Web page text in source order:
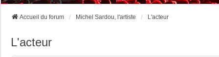
Accueil du forum Michel Sardou, l'artiste L'acteur
L'acteur